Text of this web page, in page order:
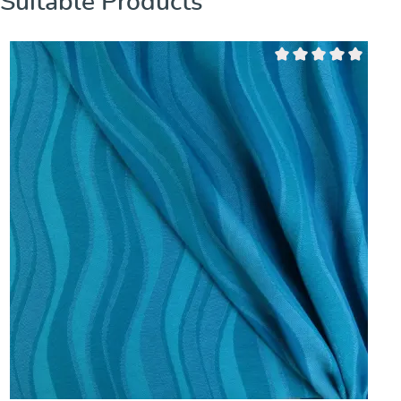
Note moyenne de 0